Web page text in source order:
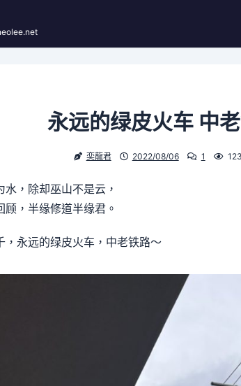
永远的绿皮火车 中
奕龍君 2022/08/06 1
水，除却巫山不是云，
顾，半缘修道半缘君。
，永远的绿皮火车，中老铁路～